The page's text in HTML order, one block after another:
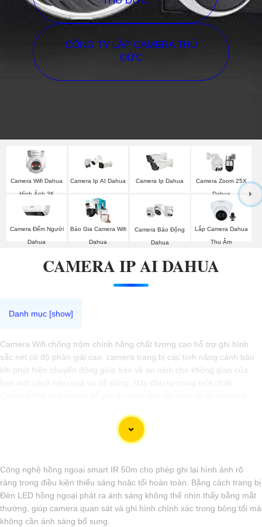
CÔNG TY LẮP CAMERA THỦ
ĐỨC
Camera Wifi Dahua
Hình Ảnh 3K
Camera Ip AI Dahua Camera Ip Dahua
Camera Zoom 25X
Dahua
Camera Đếm Người
Dahua
Báo Gia Camera Wifi
Dahua
Camera Báo Động
Dahua
Lắp Camera Dahua
Thu Âm
CAMERA IP AI DAHUA
Camera Wifi chống trộm chính hãng chất lượng cao hỗ trợ ghi hình
sắc nét có độ phân giải cao, camera trang bị các tính năng cảnh báo
khi phát hiện chuyển động giúp bảo vệ an ninh cho không gian của
Công nghệ hồng ngoại smart IR 50m cho phép ghi lại hình ảnh rõ
ràng trong điều kiện thiếu sáng hoặc tối hoàn toàn. Bằng cách trang bị
Đèn LED hồng ngoại phát ra ánh sáng không thể nhìn thấy bằng mắt
thường, giúp camera quan sát và ghi hình chính xác trong bóng tối mà
không cần ánh sáng bổ sung.